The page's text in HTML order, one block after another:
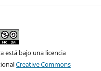
está bajo una licencia
Creative Commons